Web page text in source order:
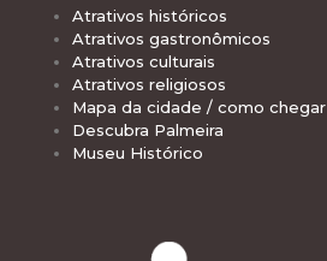
Atrativos históricos
Atrativos gastronômicos
Atrativos culturais
Atrativos religiosos
Mapa da cidade / como chegar
Descubra Palmeira
Museu Histórico